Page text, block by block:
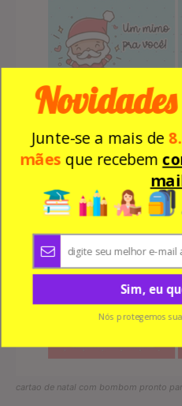
cartao de natal com bombom pronto
Junte-se a mais de
mães que recebem
Sim, eu
Nós protegemos